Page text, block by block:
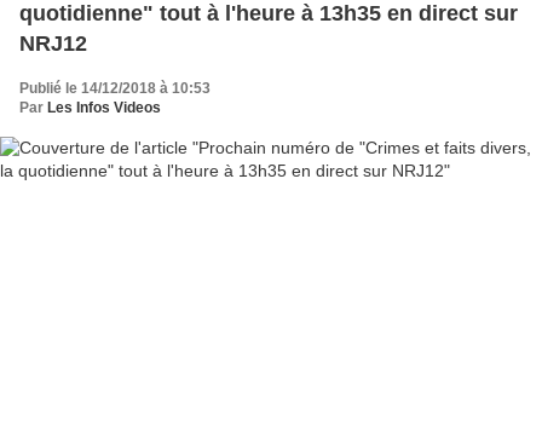
quotidienne" tout à l'heure à 13h35 en direct sur
NRJ12
Publié le 14/12/2018 à 10:53
Par Les Infos Videos